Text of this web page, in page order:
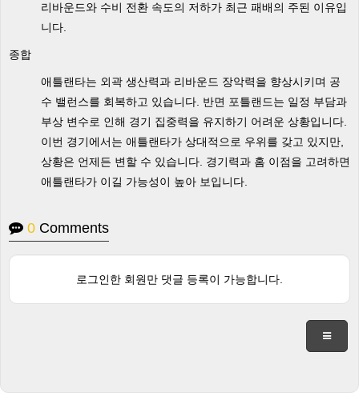
리바운드와 수비 전환 속도의 저하가 최근 패배의 주된 이유입
니다.
종합
애틀랜타는 외곽 생산력과 리바운드 장악력을 향상시키며 공
수 밸런스를 회복하고 있습니다. 반면 포틀랜드는 일정 부담과
부상 변수로 인해 경기 집중력을 유지하기 어려운 상황입니다.
이번 경기에서는 애틀랜타가 상대적으로 우위를 갖고 있지만,
상황은 언제든 변할 수 있습니다. 경기력과 홈 이점을 고려하면
애틀랜타가 이길 가능성이 높아 보입니다.
0 Comments
로그인한 회원만 댓글 등록이 가능합니다.